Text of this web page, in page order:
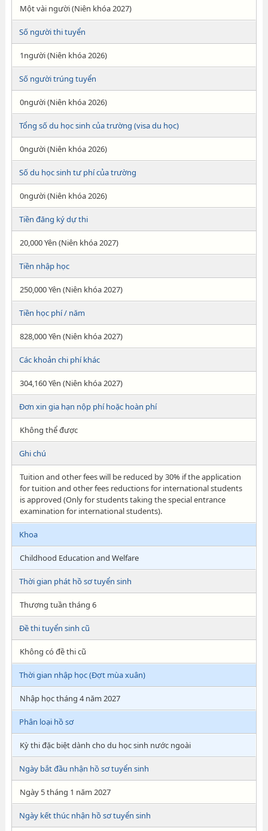
Một vài người (Niên khóa 2027)
Số người thi tuyển
1người (Niên khóa 2026)
Số người trúng tuyển
0người (Niên khóa 2026)
Tổng số du học sinh của trường (visa du học)
0người (Niên khóa 2026)
Số du học sinh tư phí của trường
0người (Niên khóa 2026)
Tiền đăng ký dự thi
20,000 Yên (Niên khóa 2027)
Tiền nhập học
250,000 Yên (Niên khóa 2027)
Tiền học phí / năm
828,000 Yên (Niên khóa 2027)
Các khoản chi phí khác
304,160 Yên (Niên khóa 2027)
Đơn xin gia hạn nộp phí hoặc hoàn phí
Không thể được
Ghi chú
Tuition and other fees will be reduced by 30% if the application
for tuition and other fees reductions for international students
is approved (Only for students taking the special entrance
examination for international students).
Khoa
Childhood Education and Welfare
Thời gian phát hồ sơ tuyển sinh
Thượng tuần tháng 6
Đề thi tuyển sinh cũ
Không có đề thi cũ
Thời gian nhập học (Đợt mùa xuân)
Nhập học tháng 4 năm 2027
Phân loại hồ sơ
Kỳ thi đặc biệt dành cho du học sinh nước ngoài
Ngày bắt đầu nhận hồ sơ tuyển sinh
Ngày 5 tháng 1 năm 2027
Ngày kết thúc nhận hồ sơ tuyển sinh